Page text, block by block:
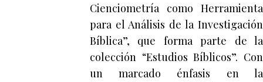
Cienciometría como Herramienta
para el Análisis de la Investigación
Bíblica”, que forma parte de la
colección “Estudios Bíblicos”. Con
un marcado énfasis en la